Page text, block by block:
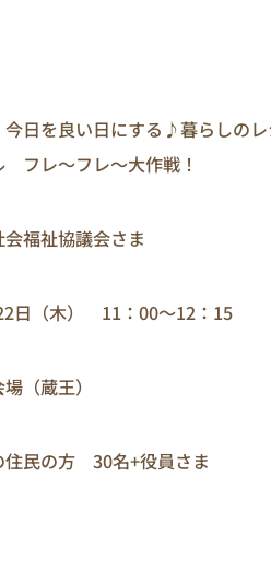
今日を良い日にする♪暮らしの
フレ～フレ～大作戦！
福祉協議会さま
日（木） 11：00～12：15
（蔵王）
住民の方 30名+役員さま